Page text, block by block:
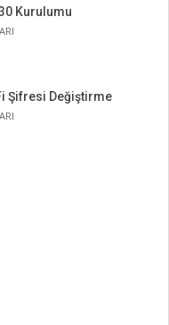
Kurulumu
Şifresi Değiştirme